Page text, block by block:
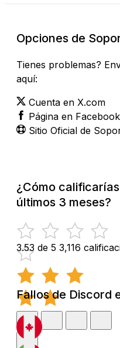
Opciones de
Tienes problemas?
aquí:
Cuenta en X.com
Página en Facebook
Sitio Oficial de
¿Cómo
últimos 3 meses?
3.53 de 5 3,116
Fallos de Discord